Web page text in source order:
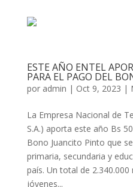
ESTE AÑO ENTEL
PARA EL PAGO DEL
por admin | Oct 9, 2023 |
La Empresa Nacional de
S.A.) aporta este año Bs
Bono Juancito Pinto que
primaria, secundaria y
país. Un total de
jóvenes...